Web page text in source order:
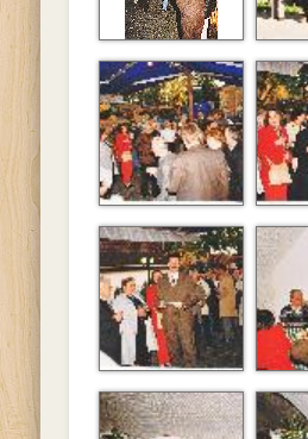
A diósdi baráti
társaság látogatása
Soroksáron.
A diósdi baráti
társaság látogatása
Soroksáron.
A
A diósdi baráti
társaság látogatása
A